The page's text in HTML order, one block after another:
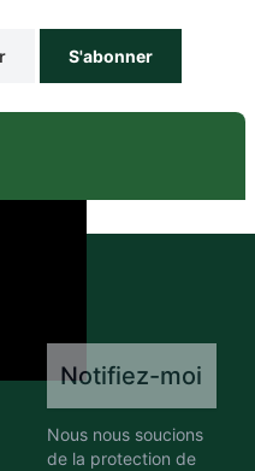
S'abonner
Notifiez-moi
Nous nous soucions
de la protection de